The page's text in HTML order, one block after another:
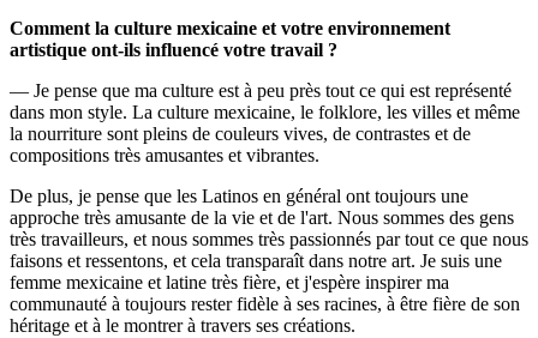
Comment la culture mexicaine et votre environnement
artistique ont-ils influencé votre travail ?
— Je pense que ma culture est à peu près tout ce qui est représenté
dans mon style. La culture mexicaine, le folklore, les villes et même
la nourriture sont pleins de couleurs vives, de contrastes et de
compositions très amusantes et vibrantes.
De plus, je pense que les Latinos en général ont toujours une
approche très amusante de la vie et de l'art. Nous sommes des gens
très travailleurs, et nous sommes très passionnés par tout ce que nous
faisons et ressentons, et cela transparaît dans notre art. Je suis une
femme mexicaine et latine très fière, et j'espère inspirer ma
communauté à toujours rester fidèle à ses racines, à être fière de son
héritage et à le montrer à travers ses créations.